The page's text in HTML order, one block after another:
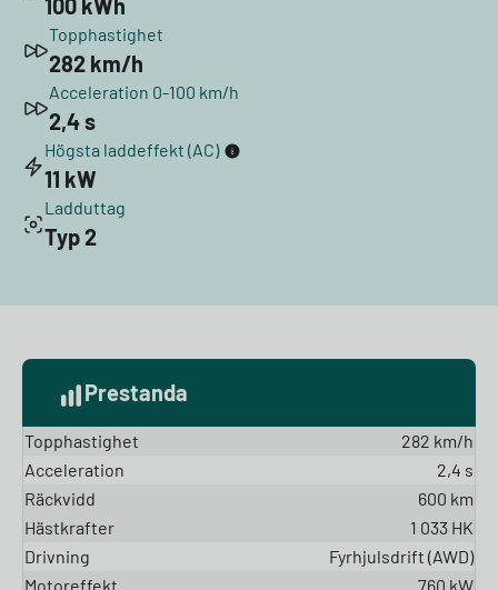
100 kWh
Topphastighet
282 km/h
Acceleration 0-100 km/h
2,4 s
Högsta laddeffekt (AC)
11 kW
Ladduttag
Typ 2
Prestanda
Topphastighet
282 km/h
Acceleration
2,4 s
Räckvidd
600 km
Hästkrafter
1 033 HK
Drivning
Fyrhjulsdrift (AWD)
Motoreffekt
760 kW